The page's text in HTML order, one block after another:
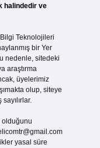
halindedir ve
Teknolojileri
bir Yer
nedenle, sitedeki
araştırma
üyelerimiz
olup, siteye
olduğunu
yasal süre